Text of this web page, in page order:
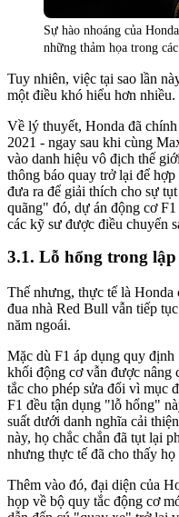
Sự hào nhoáng của
những thảm họa trong
Tuy nhiên, việc tại sao lần
một điều khó hiểu hơn nhiều.
Về lý thuyết, Honda đã
2021 - ngay sau khi cùng
vào danh hiệu vô địch thế
thông báo quay trở lại để
đưa ra để giải thích cho sự
quãng" đó, dự án động cơ
các kỹ sư được điều chuyển
Lỗ hổng trong
Thế nhưng, thực tế là
đua nhà Red Bull vẫn tiếp
năm ngoái.
Mặc dù F1 áp dụng quy
khối động cơ vẫn được nâng
tắc cho phép sửa đổi vì mục
F1 đều tận dụng "lỗ hổng"
suất dưới danh nghĩa cải
này, họ chắc chắn đã tụt lại
nhưng thực tế đã cho thấy họ
Thêm vào đó, đại diện của
họp về bộ quy tắc động cơ